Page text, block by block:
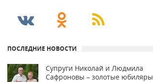
ПОСЛЕДНИЕ НОВОСТИ
Супруги Николай и Людмила
Сафроновы – золотые юбиляры